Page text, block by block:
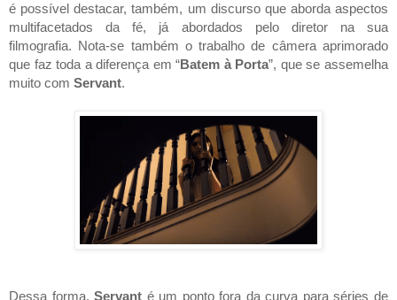
é possível destacar, também, um discurso que aborda aspectos
multifacetados da fé, já abordados pelo diretor na sua
filmografia.
Nota-se também o trabalho de câmera aprimorado
que faz toda a diferença em “Batem à Porta”, que se assemelha
muito com Servant.
Dessa forma, Servant é um ponto fora da curva para séries de